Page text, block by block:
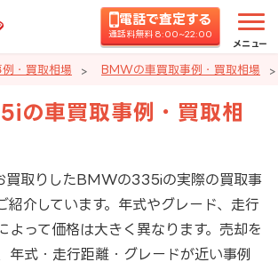
電話で査定する
通話料無料 8:00~22:00
メニュー
・買取相場 BMWの車買取事例・買取相場
車買取事例・買取相
買取りしたBMWの335iの実際の買取事
紹介しています。年式やグレード、走行
よって価格は大きく異なります。売却を
年式・走行距離・グレードが近い事例